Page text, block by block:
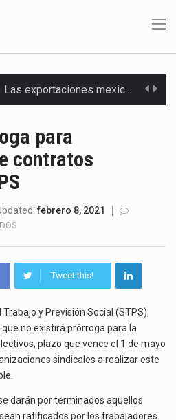
Las exportaciones mexicanas de vehículos ligeros disminuyeron 9.67 % en julio a tasa anual, alcanzando…
Ante la suspensión temporal de las inspecciones sanitarias del Departamento de Agricultura de Estados Unidos…
Los créditos fiscales determinados a empresas IMMEX rara vez nacen de una interpretación equivocada de…
La inversión fija bruta en México registró un aumento de 1.1% interanual en mayo de…
El gobierno de Estados Unidos anunciará un arancel del 15 % sobre los productos fabricados…
para
contratos
febrero 8, 2021
PRÓRROGA
PARA
DE
CONTRATOS
COLECTIVOS:
STPS
Tweet this!
Trabajo y Previsión Social (STPS),
que no existirá prórroga para la
plazo que vence el 1 de mayo
sindicales a realizar este
darán por terminados aquellos
ratificados por los trabajadores